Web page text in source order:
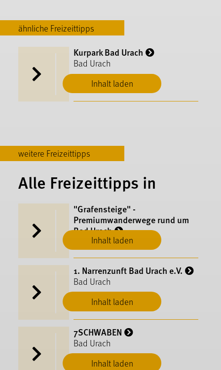
ähnliche Freizeittipps
Inhalt laden
Kurpark Bad Urach
Bad Urach
weitere Freizeittipps
Alle Freizeittipps in
Inhalt laden
"Grafensteige" -
Premiumwanderwege rund um
Bad Urach
Bad Urach
Inhalt laden
1. Narrenzunft Bad Urach e.V.
Bad Urach
Inhalt laden
7SCHWABEN
Bad Urach